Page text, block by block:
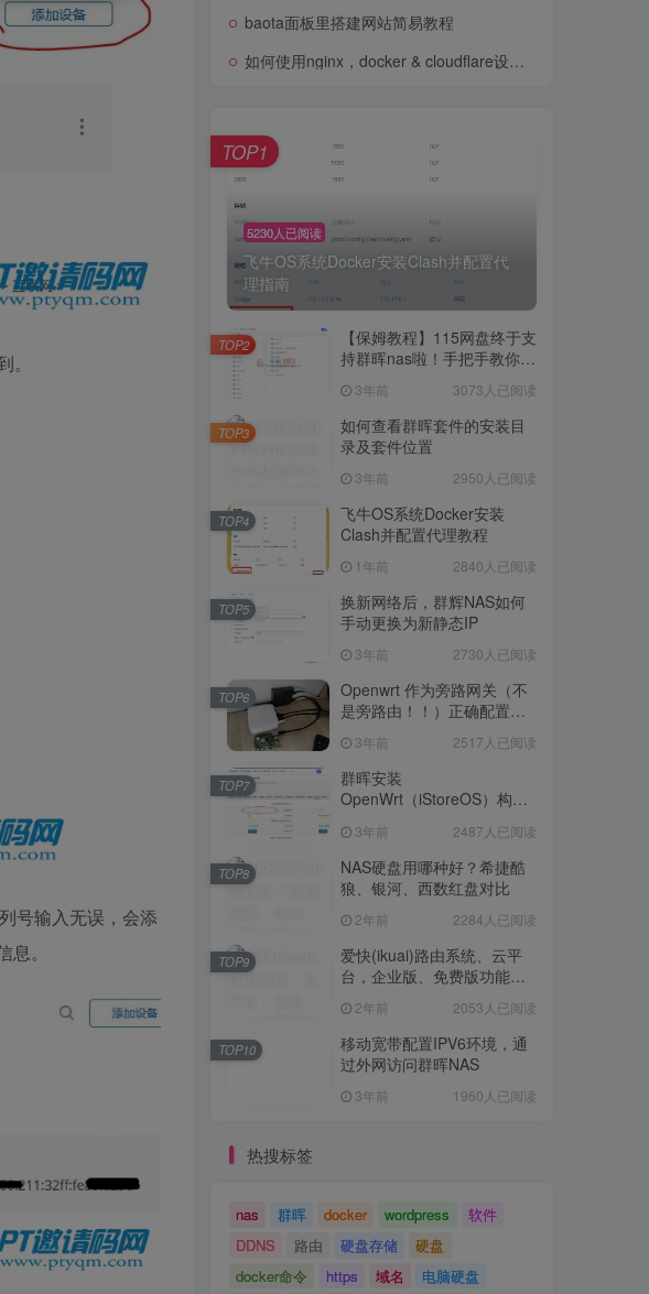
。
号输入无误，会添
息。
baota面板里搭建网站简易教程
如何使用nginx，docker & cloudflare设置反向代理？
5230人已阅读
飞牛OS系统Docker安装Clash并配置代
理指南
TOP1
【保姆教程】115网盘终于支
持群晖nas啦！手把手教你群
盘！3年前 3073人已阅读
TOP2
如何查看群晖套件的安装目
录及套件位置
3年前 2950人已阅读
TOP3
飞牛OS系统Docker安装
Clash并配置代理教程
1年前 2840人已阅读
TOP4
换新网络后，群辉NAS如何
手动更换为新静态IP
3年前 2730人已阅读
TOP5
Openwrt 作为旁路网关（不
是旁路由！！）正确配置方
法，性能测试 —— 破解迷思
3年前 2517人已阅读
TOP6
群晖安装
OpenWrt（iStoreOS）构建
3年前 2487人已阅读
TOP7
NAS硬盘用哪种好？希捷酷
狼、银河、西数红盘对比
2年前 2284人已阅读
TOP8
爱快(ikuai)路由系统、云平
台，企业版、免费版功能对
2年前 2053人已阅读
TOP9
移动宽带配置IPV6环境，通
过外网访问群晖NAS
3年前 1960人已阅读
TOP10
热搜标签
nas 群晖 docker wordpress
软件
DDNS
路由 硬盘存储
硬盘
docker命令
https 域名
电脑硬盘
5230人已阅读
飞牛OS系统Docker安装Clash并配置代
理指南
TOP1
【保姆教程】115网盘终于支
持群晖nas啦！手把手教你群
晖NAS-docker安装115网
盘！3年前
如何查看群晖套件的安装目
录及套件位置
3年前 2950人已阅读
飞牛OS系统Docker安装
Clash并配置代理教程
1年前 2840人已阅读
换新网络后，群辉NAS如何
手动更换为新静态IP
3年前 2730人已阅读
Openwrt 作为旁路网关（不
是旁路由！！）正确配置方
法，性能测试 —— 破解迷思
3年前 2517人已阅读
群晖安装
OpenWrt（iStoreOS）构建
旁路由配置
3年前 2487人已阅读
NAS硬盘用哪种好？希捷酷
狼、银河、西数红盘对比
2年前 2284人已阅读
爱快(ikuai)路由系统、云平
台，企业版、免费版功能对
比2年前 2053人已阅读
移动宽带配置IPV6环境，通